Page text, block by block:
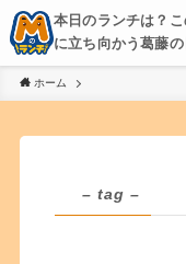
本日のランチは？
に立ち向かう葛藤
京都・神戸を中心
き、飲み歩きを綴る
ホーム
– tag –